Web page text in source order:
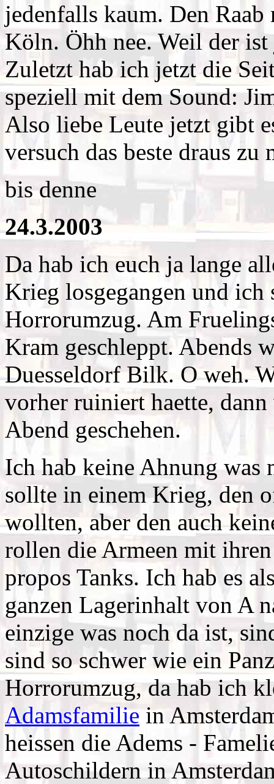
jedenfalls kaum. Den
Köln. Öhh nee. Weil der
Zuletzt hab ich jetzt die
speziell mit dem Sound:
Also liebe Leute jetzt gibt
versuch das beste draus zu
bis denne
24.3.2003
Da hab ich euch ja lange
Krieg losgegangen und ich
Horrorumzug. Am
Kram geschleppt. Abends
Duesseldorf Bilk. O weh.
vorher ruiniert haette,
Abend geschehen.
Ich hab keine Ahnung was
sollte in einem Krieg, den
wollten, aber den auch
rollen die Armeen mit
propos Tanks. Ich hab es
ganzen Lagerinhalt von A
einzige was noch da ist,
sind so schwer wie ein
Horrorumzug, da hab ich
Adamsfamilie in
heissen die Adems -
Autoschildern in